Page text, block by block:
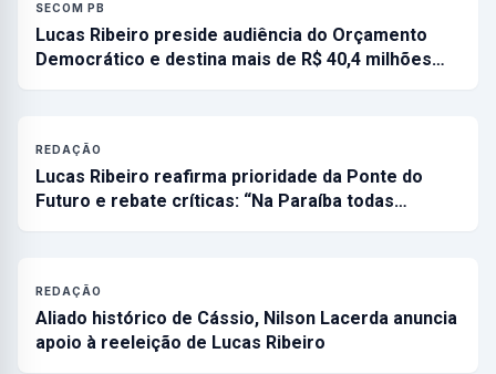
SECOM PB
Lucas Ribeiro preside audiência do Orçamento
Democrático e destina mais de R$ 40,4 milhões…
REDAÇÃO
Lucas Ribeiro reafirma prioridade da Ponte do
Futuro e rebate críticas: “Na Paraíba todas…
REDAÇÃO
Aliado histórico de Cássio, Nilson Lacerda anuncia
apoio à reeleição de Lucas Ribeiro